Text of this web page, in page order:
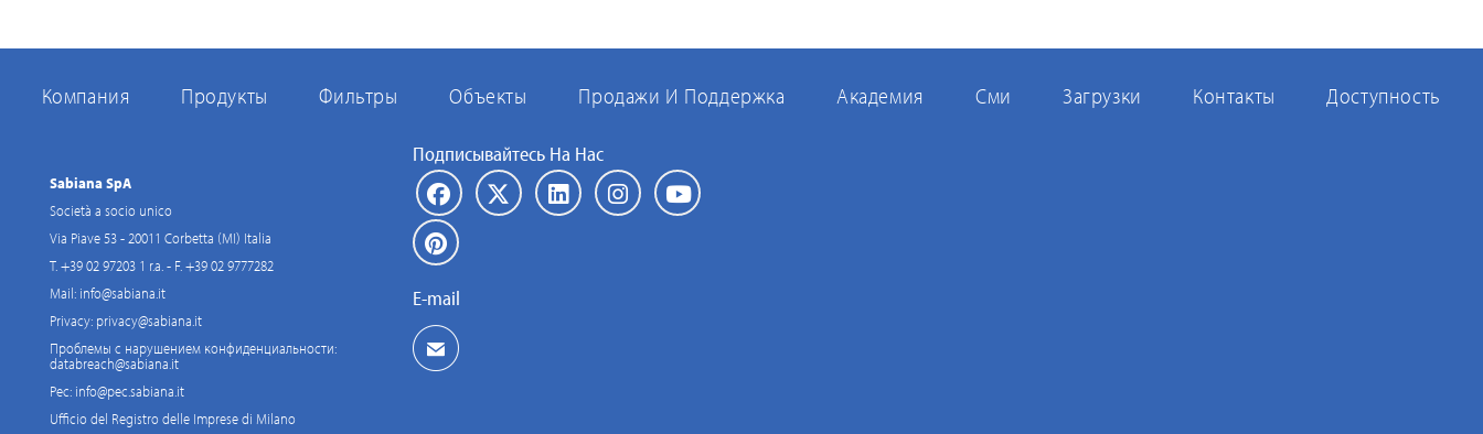
Компания Продукты Фильтры Объекты Продажи И Поддержка Академия Сми Загрузки Контакты Доступность
Sabiana SpA
Società a socio unico
Via Piave 53 - 20011 Corbetta (MI) Italia
T. +39 02 97203 1 r.a. - F. +39 02 9777282
Mail: info@sabiana.it
Privacy: privacy@sabiana.it
Проблемы с нарушением конфиденциальности:
databreach@sabiana.it
Pec: info@pec.sabiana.it
Ufficio del Registro delle Imprese di Milano
Подписывайтесь На Нас
E-mail